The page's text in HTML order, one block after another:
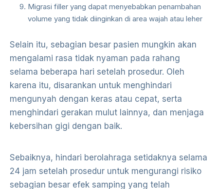
Migrasi filler yang dapat menyebabkan penambahan
volume yang tidak diinginkan di area wajah atau leher
Selain itu, sebagian besar pasien mungkin akan
mengalami rasa tidak nyaman pada rahang
selama beberapa hari setelah prosedur. Oleh
karena itu, disarankan untuk menghindari
mengunyah dengan keras atau cepat, serta
menghindari gerakan mulut lainnya, dan menjaga
kebersihan gigi dengan baik.
Sebaiknya, hindari berolahraga setidaknya selama
24 jam setelah prosedur untuk mengurangi risiko
sebagian besar efek samping yang telah